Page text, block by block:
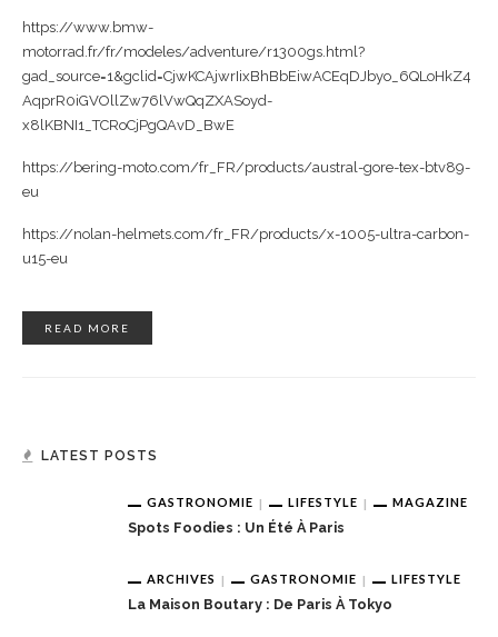
https://www.bmw-
motorrad.fr/fr/modeles/adventure/r1300gs.html?
gad_source=1&gclid=CjwKCAjwrIixBhBbEiwACEqDJbyo_6QLoHkZ4
AqprR0iGVOllZw76lVwQqZXASoyd-
x8lKBNI1_TCRoCjPgQAvD_BwE
https://bering-moto.com/fr_FR/products/austral-gore-tex-btv89-
eu
https://nolan-helmets.com/fr_FR/products/x-1005-ultra-carbon-
u15-eu
READ MORE
LATEST POSTS
GASTRONOMIE LIFESTYLE MAGAZINE
Spots Foodies : Un Été À Paris
ARCHIVES GASTRONOMIE LIFESTYLE
La Maison Boutary : De Paris À Tokyo